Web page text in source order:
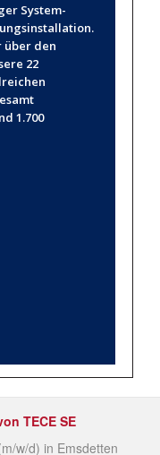
System­
über den
22
1.700
TECE SE
w/d) in Emsdetten